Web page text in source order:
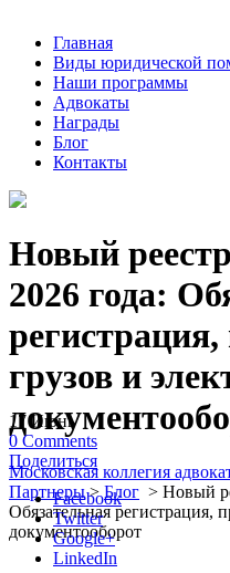
Главная
Виды юридической
Наши программы
Адвокаты
Награды
Блог
Контакты
Новый
2026 года:
грузов и
Московская коллегия
Партнеры>Блог > Новый
Обязательная регистрация,
документооборот
17 Июнь
0 Comments
Поделиться
Facebook
Twitter
Google+
LinkedIn